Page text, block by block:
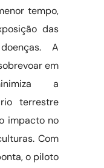
tempo,
das
A
em
a
terrestre
impacto no
Com
o piloto